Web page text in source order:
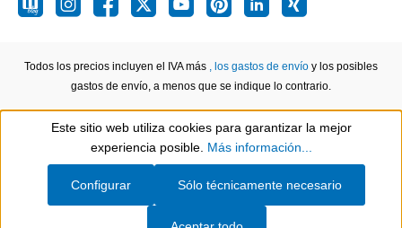
Todos los precios incluyen el IVA más , los gastos de envío y los posibles
gastos de envío, a menos que se indique lo contrario.
Show toolbar
Este sitio web utiliza cookies para garantizar la mejor
experiencia posible. Más información...
Sólo técnicamente necesario
Configurar